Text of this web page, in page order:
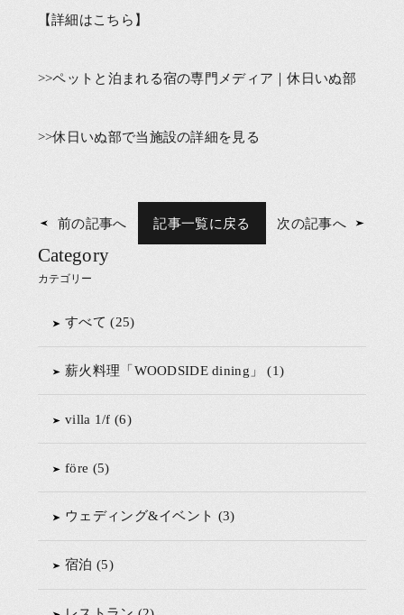
【詳細はこちら】
>>ペットと泊まれる宿の専門メディア｜休日いぬ部
>>休日いぬ部で当施設の詳細を見る
の
記
事
移
前の記事へ 記事一覧に戻る 次の記事へ
カテゴリー
Category
すべて (25)
薪火料理「WOODSIDE dining」 (1)
villa 1/f (6)
före (5)
ウェディング&イベント (3)
宿泊 (5)